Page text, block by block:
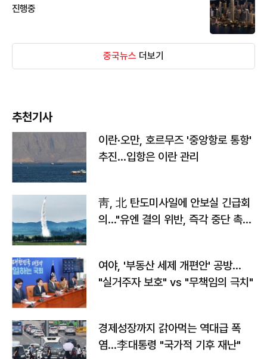
진행중
중국뉴스 더보기
추천기사
이란·오만, 호르무즈 '중앙항로 통항'
추진…입항은 이란 관리
靑, 北 탄도미사일에 안보실 긴급회
의…"유엔 결의 위반, 즉각 중단 촉
여야, '부동산 세제 개편안' 공방…
"실거주자 보호" vs "무책임의 극치"
경제성장까지 갉아먹는 역대급 폭
염…李대통령 "국가적 기후 재난"